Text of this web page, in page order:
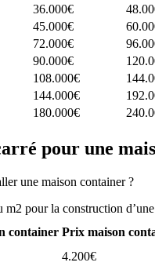
36.000€
45.000€
72.000€
90.000€
108.000€
144.000€
180.000€
pour une
une maison container ?
m2 pour la construction
container Prix maison
4.200€